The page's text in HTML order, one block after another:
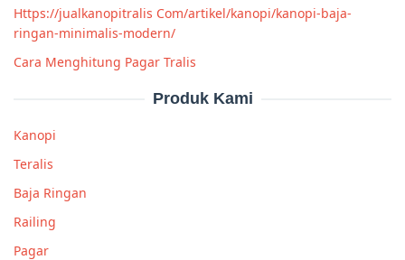
Https://jualkanopitralis Com/artikel/kanopi/kanopi-baja-
ringan-minimalis-modern/
Cara Menghitung Pagar Tralis
Produk Kami
Kanopi
Teralis
Baja Ringan
Railing
Pagar